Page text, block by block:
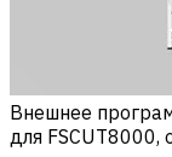
Внешнее
для